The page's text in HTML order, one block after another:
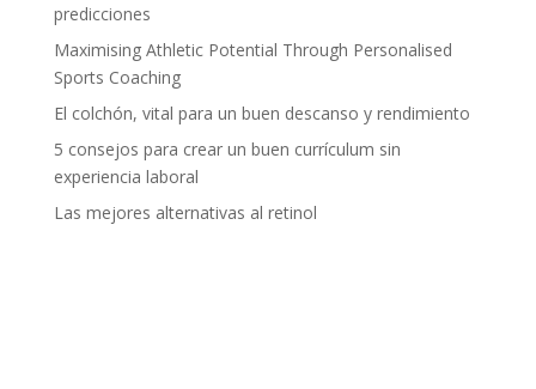
predicciones
Maximising Athletic Potential Through Personalised
Sports Coaching
El colchón, vital para un buen descanso y rendimiento
5 consejos para crear un buen currículum sin
experiencia laboral
Las mejores alternativas al retinol